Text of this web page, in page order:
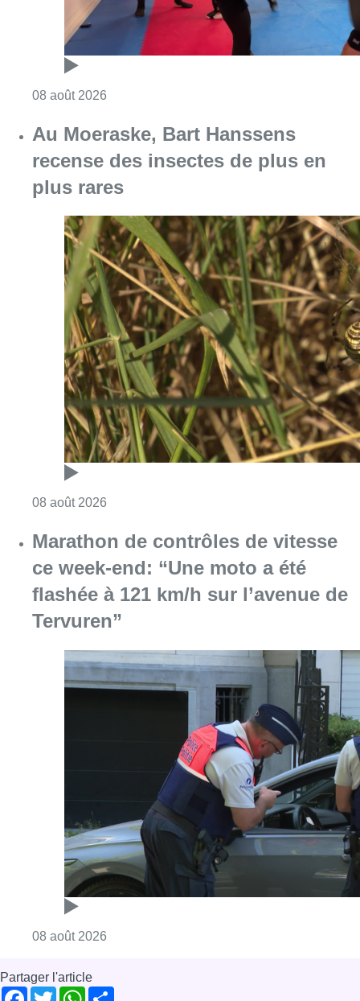
08 août 2026
Au Moeraske, Bart Hanssens
recense des insectes de plus en
plus rares
08 août 2026
Marathon de contrôles de vitesse
ce week-end: “Une moto a été
flashée à 121 km/h sur l’avenue de
Tervuren”
08 août 2026
Partager l'article
Facebook
TwitterWhatsApp